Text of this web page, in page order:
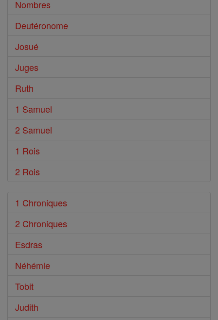
Nombres
Deutéronome
Josué
Juges
Ruth
1 Samuel
2 Samuel
1 Rois
2 Rois
1 Chroniques
2 Chroniques
Esdras
Néhémie
Tobit
Judith